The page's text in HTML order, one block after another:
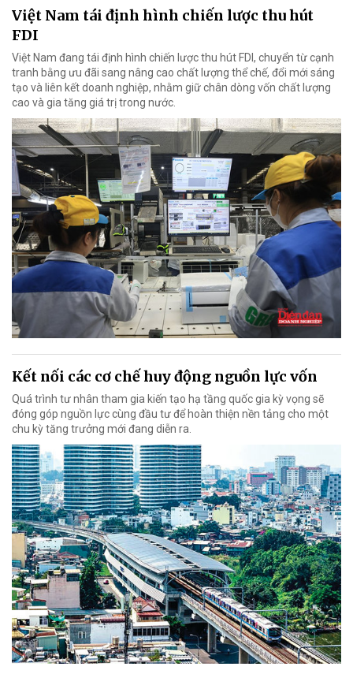
Việt Nam tái định hình chiến lược thu hút
FDI
Việt Nam đang tái định hình chiến lược thu hút FDI, chuyển từ cạnh
tranh bằng ưu đãi sang nâng cao chất lượng thể chế, đổi mới sáng
tạo và liên kết doanh nghiệp, nhằm giữ chân dòng vốn chất lượng
cao và gia tăng giá trị trong nước.
Kết nối các cơ chế huy động nguồn lực vốn
Quá trình tư nhân tham gia kiến tạo hạ tầng quốc gia kỳ vọng sẽ
đóng góp nguồn lực cùng đầu tư để hoàn thiện nền tảng cho một
chu kỳ tăng trưởng mới đang diễn ra.